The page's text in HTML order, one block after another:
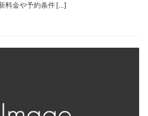
料金や予約条件 […]